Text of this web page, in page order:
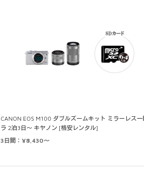
CANON EOS M100 ダブルズームキット ミラーレス一
ラ 2泊3日～ キヤノン [格安レンタル]
3日間：¥8,430～